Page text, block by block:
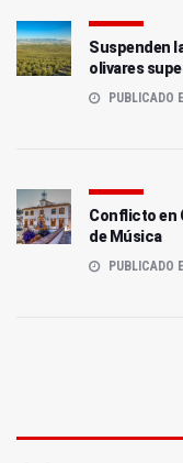
Suspenden
olivares
PUBLICADO
Conflicto en
de Música
PUBLICADO